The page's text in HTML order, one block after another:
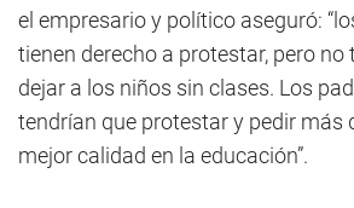
el empresario y político aseguró:
tienen derecho a protestar, pero no
dejar a los niños sin clases. Los
tendrían que protestar y pedir más
mejor calidad en la educación”.